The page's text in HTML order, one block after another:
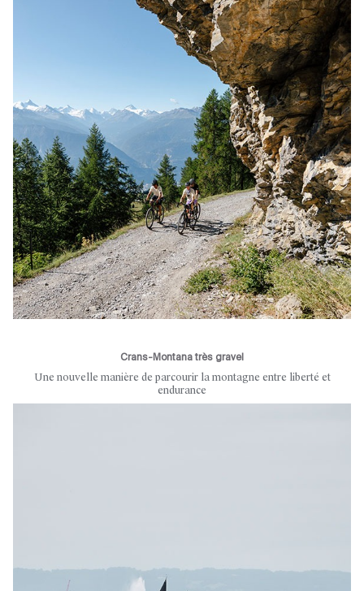
Crans-Montana très gravel
Une nouvelle manière de parcourir la montagne entre liberté et
endurance